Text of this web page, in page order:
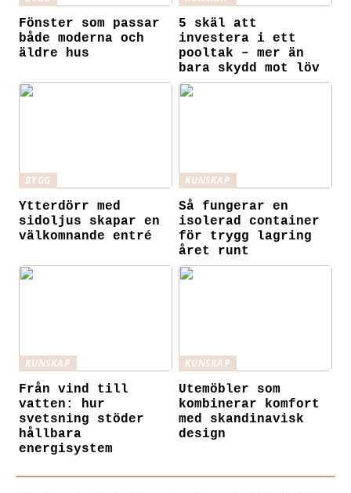
Fönster som passar
både moderna och
äldre hus
5 skäl att
investera i ett
pooltak – mer än
bara skydd mot löv
BYGG
Ytterdörr med
sidoljus skapar en
välkomnande entré
KUNSKAP
Så fungerar en
isolerad container
för trygg lagring
året runt
KUNSKAP
Från vind till
vatten: hur
svetsning stöder
hållbara
energisystem
KUNSKAP
Utemöbler som
kombinerar komfort
med skandinavisk
design